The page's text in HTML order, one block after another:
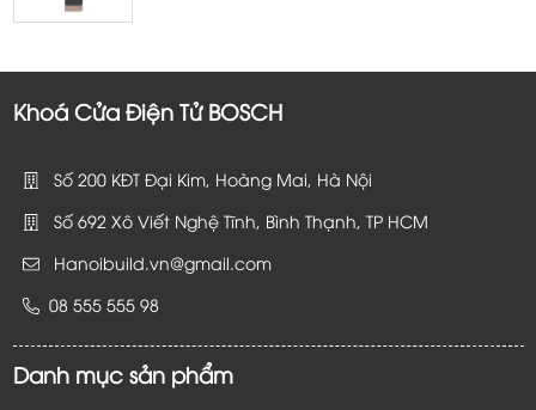
Khoá Cửa Điện Tử BOSCH
Số 200 KĐT Đại Kim, Hoàng Mai, Hà Nội
Số 692 Xô Viết Nghệ Tĩnh, Bình Thạnh, TP HCM
Hanoibuild.vn@gmail.com
08 555 555 98
Danh mục sản phẩm